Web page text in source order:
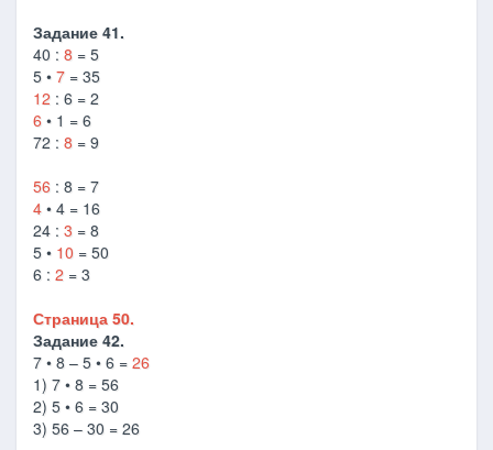
Задание 41.
40 : 8 = 5
5 • 7 = 35
12 : 6 = 2
6 • 1 = 6
72 : 8 = 9
56 : 8 = 7
4 • 4 = 16
24 : 3 = 8
5 • 10 = 50
6 : 2 = 3
Страница 50.
Задание 42.
7 • 8 – 5 • 6 = 26
1) 7 • 8 = 56
2) 5 • 6 = 30
3) 56 – 30 = 26